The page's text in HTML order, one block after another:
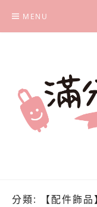
content
MENU
分類: 【配件飾品